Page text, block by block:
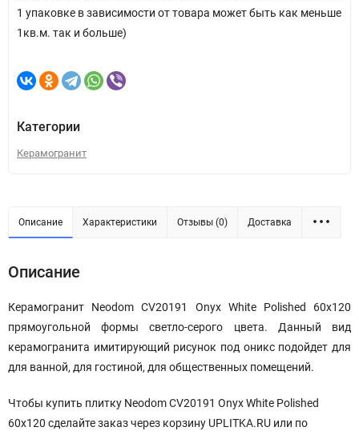
1 упаковке в зависимости от товара может быть как меньше
1кв.м. так и больше)
Категории
Керамогранит
Описание Характеристики Отзывы (0) Доставка
Описание
Керамогранит Neodom CV20191 Onyx White Polished 60x120
прямоугольной формы светло-серого цвета. Данный вид
керамогранита имитирующий рисунок под оникс подойдет для
для ванной, для гостиной, для общественных помещений.
Чтобы купить плитку Neodom CV20191 Onyx White Polished
60x120 сделайте заказ через корзину UPLITKA.RU или по